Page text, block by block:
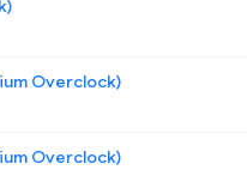
Overclock)
Overclock)